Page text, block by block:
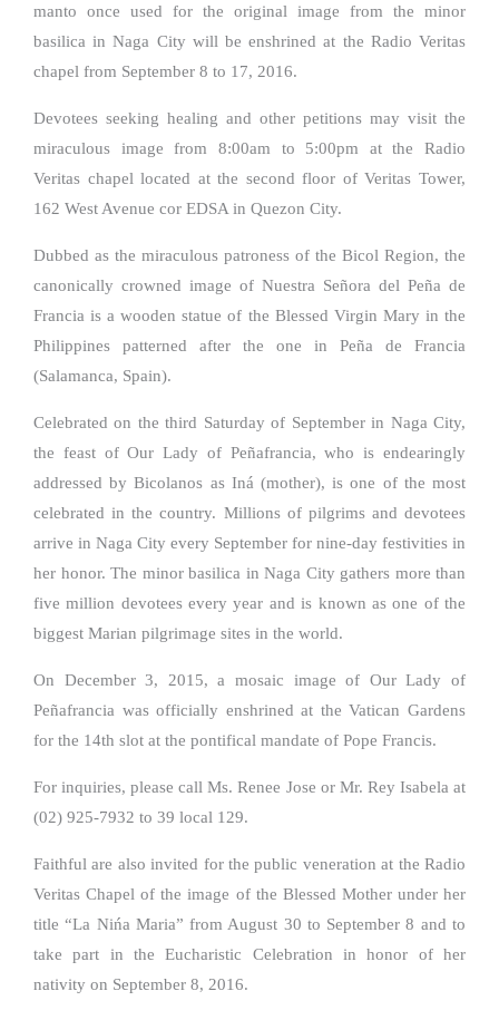
manto once used for the original image from the minor
basilica in Naga City will be enshrined at the Radio Veritas
chapel from September 8 to 17, 2016.
Devotees seeking healing and other petitions may visit the
miraculous image from 8:00am to 5:00pm at the Radio
Veritas chapel located at the second floor of Veritas Tower,
162 West Avenue cor EDSA in Quezon City.
Dubbed as the miraculous patroness of the Bicol Region, the
canonically crowned image of Nuestra Señora del Peña de
Francia is a wooden statue of the Blessed Virgin Mary in the
Philippines patterned after the one in Peña de Francia
(Salamanca, Spain).
Celebrated on the third Saturday of September in Naga City,
the feast of Our Lady of Peñafrancia, who is endearingly
addressed by Bicolanos as Iná (mother), is one of the most
celebrated in the country. Millions of pilgrims and devotees
arrive in Naga City every September for nine-day festivities in
her honor. The minor basilica in Naga City gathers more than
five million devotees every year and is known as one of the
biggest Marian pilgrimage sites in the world.
On December 3, 2015, a mosaic image of Our Lady of
Peñafrancia was officially enshrined at the Vatican Gardens
for the 14th slot at the pontifical mandate of Pope Francis.
For inquiries, please call Ms. Renee Jose or Mr. Rey Isabela at
(02) 925-7932 to 39 local 129.
Faithful are also invited for the public veneration at the Radio
Veritas Chapel of the image of the Blessed Mother under her
title “La Nińa Maria” from August 30 to September 8 and to
take part in the Eucharistic Celebration in honor of her
nativity on September 8, 2016.